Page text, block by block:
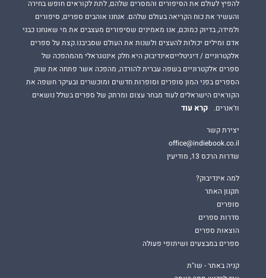
להפיץ לעולם את הסיפורים והמסרים שלהם, לתת לקוראים חופש בחירה
והעשיר את כוח הקריאה בעולם שלהם. אנחנו אוהבים ספרים, סיפורים
ולמידה, בדיוק כמוכם, אנו מאמינים שסיפורים מעצבים את מי שאנחנו כבני
אדם ומילים יכולות להעצים ולשנות את העולם שסביבנו.קצת על ספרים
אלקטרוניים / דיגיטלייםאינדיבוק היא חלק אינטגראלי מהמהפכה של
ספרים אלקטרוניים בשפה עברית להורדה, מהפכה אשר פתחה את שוק
הספרים בפני המון סופרים וסופרות חדשים ומוכשרים ובעיקר חשפה את
הקוראים הישראלים לעוד מבחר עצום ומרתק של ספרים בשלל נושאים
וז'אנרים.
קרא עוד
יצירת קשר
office@indiebook.co.il
שדרות הרכס 13, מודיעין
למה אינדיבוק?
תקנון האתר
סופרים
סדרות ספרים
הוצאות ספרים
ספרים במבצעים ושיתופי פעולה
קניה באתר - שו"ת